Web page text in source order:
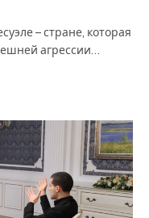
– стране, которая
агрессии…